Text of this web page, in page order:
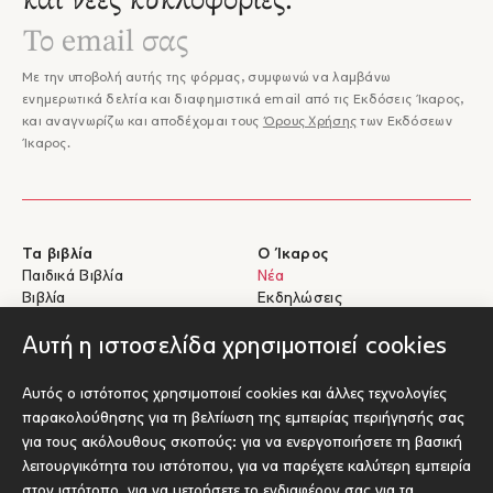
Αυτή η ιστοσελίδα χρησιμοποιεί cookies
Αυτός ο ιστότοπος χρησιμοποιεί cookies και άλλες τεχνολογίες
παρακολούθησης για τη βελτίωση της εμπειρίας περιήγησής σας
για τους ακόλουθους σκοπούς: για να ενεργοποιήσετε τη βασική
λειτουργικότητα του ιστότοπου, για να παρέχετε καλύτερη εμπειρία
Με την υποβολή αυτής της φόρμας, συμφωνώ να λαμβάνω
ενημερωτικά δελτία και διαφημιστικά email από τις Εκδόσεις Ίκαρος,
και αναγνωρίζω και αποδέχομαι τους Όρους Χρήσης των Εκδόσεων
Ίκαρος.
Τα βιβλία
Παιδικά Βιβλία
Βιβλία
Ο Ίκαρος
Νέα
Εκδηλώσεις
Βοήθεια
Αποστολές & Επιστροφές
Πληρωμές & Ασφάλεια
Σχετικά με τα eBooks
Επικοινωνία
Για Συγγραφείς
Υποβολή έργου προς έκδοση